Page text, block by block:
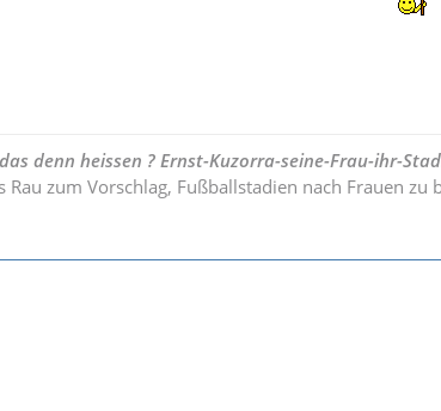
denn heissen ? Ernst-Kuzorra-seine-Frau-ihr-
Rau zum Vorschlag, Fußballstadien nach Frauen zu